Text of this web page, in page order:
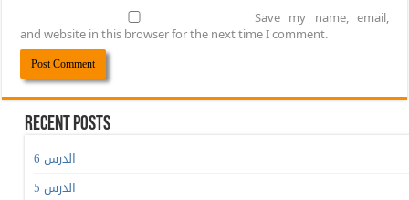
Save my name, email,
and website in this browser for the next time I comment.
Recent Posts
الدرس 6
الدرس 5